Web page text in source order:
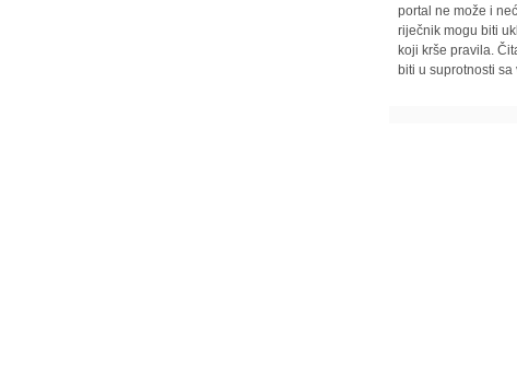
portal ne može i
riječnik mogu biti
koji krše pravila.
biti u suprotnosti sa